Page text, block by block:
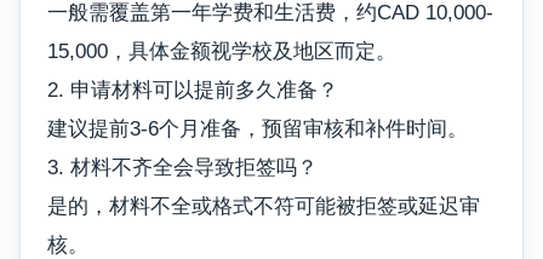
一般需覆盖第一年学费和生活费，约CAD 10,000-
15,000，具体金额视学校及地区而定。
2. 申请材料可以提前多久准备？
建议提前3-6个月准备，预留审核和补件时间。
3. 材料不齐全会导致拒签吗？
是的，材料不全或格式不符可能被拒签或延迟审
核。